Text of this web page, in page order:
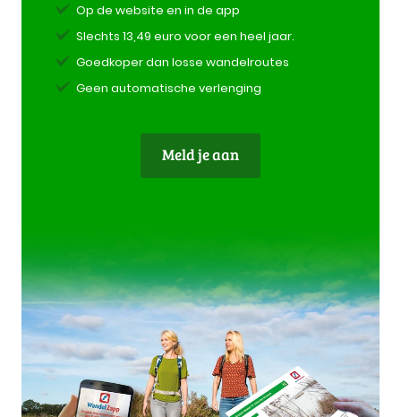
Op de website en in de app
Slechts 13,49 euro voor een heel jaar.
Goedkoper dan losse wandelroutes
Geen automatische verlenging
Meld je aan